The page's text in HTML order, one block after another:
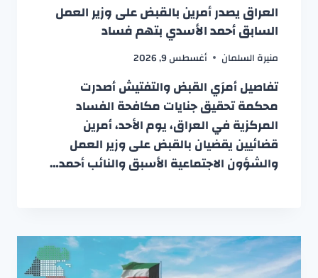
العراق يصدر أمرين بالقبض على وزير العمل
السابق أحمد الأسدي بتهم فساد
منيرة السلمان أغسطس 9, 2026
تفاصيل أمرَي القبض والتفتيش أصدرت
محكمة تحقيق جنايات مكافحة الفساد
المركزية في العراق، يوم الأحد، أمرين
قضائيين يقضيان بالقبض على وزير العمل
والشؤون الاجتماعية الأسبق والنائب أحمد…